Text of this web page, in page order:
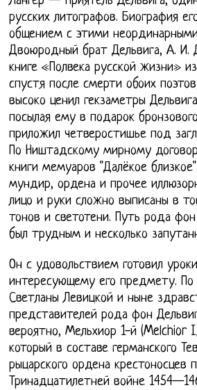
русских литографов. Биография
общением с этими
Двоюродный брат Дельвига, А. И.
книге «Полвека русской жизни»
спустя после смерти обоих
высоко ценил гекзаметры
посылая ему в подарок
приложил четверостишье под
По Ништадскому мирному
книги мемуаров "Далёкое
мундир, ордена и прочее
лицо и руки сложно выписаны в
тонов и светотени. Путь рода
был трудным и несколько
Он с удовольствием готовил
интересующему его предмету. По
Светланы Левицкой и ныне
представителей рода фон
вероятно, Мельхиор 1-й (Melchior
который в составе германского
рыцарского ордена крестоносцев
Тринадцатилетней войне